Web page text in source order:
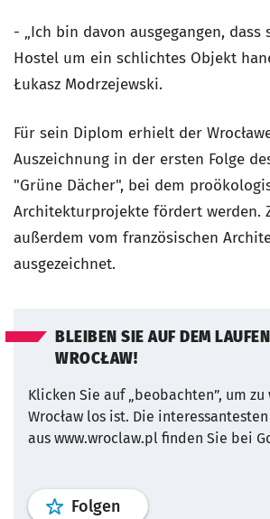
- „Ich bin davon ausgegangen, dass
Hostel um ein schlichtes Objekt
Łukasz Modrzejewski.
Für sein Diplom erhielt der
Auszeichnung in der ersten Folge
"Grüne Dächer", bei dem
Architekturprojekte fördert werden.
außerdem vom französischen
ausgezeichnet.
BLEIBEN SIE AUF DEM
WROCŁAW!
Klicken Sie auf „beobachten”, um zu
Wrocław los ist. Die
aus www.wroclaw.pl finden Sie bei
FolgenProfil